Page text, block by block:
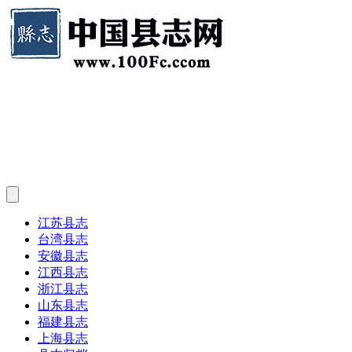
江苏县志
台湾县志
安徽县志
江西县志
浙江县志
山东县志
福建县志
上海县志